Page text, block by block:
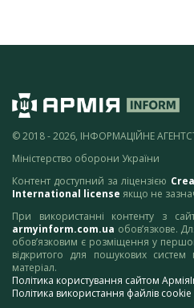
© 2018 - 2026, ІНФОРМАЦІЙНЕ
Міністерство оборони України
Контент доступний за ліцензією
International license якщо не
При використанні контенту з
armyinform.com.ua обов’язкове.
обов’язковим є розміщення у
відкритого для пошукових
матеріал.
Політика користування сайтом
Політика використання файлів cookie